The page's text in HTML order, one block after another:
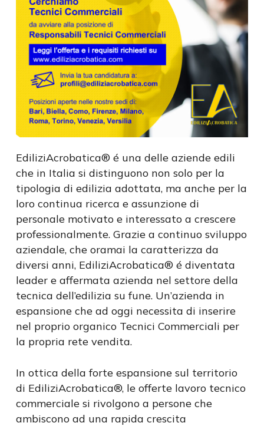
EdiliziAcrobatica® é una delle aziende edili
che in Italia si distinguono non solo per la
tipologia di edilizia adottata, ma anche per la
loro continua ricerca e assunzione di
personale motivato e interessato a crescere
professionalmente. Grazie a continuo sviluppo
aziendale, che oramai la caratterizza da
diversi anni, EdiliziAcrobatica® é diventata
leader e affermata azienda nel settore della
tecnica dell’edilizia su fune. Un’azienda in
espansione che ad oggi necessita di inserire
nel proprio organico Tecnici Commerciali per
la propria rete vendita.
In ottica della forte espansione sul territorio
di EdiliziAcrobatica®, le offerte lavoro tecnico
commerciale si rivolgono a persone che
ambiscono ad una rapida crescita